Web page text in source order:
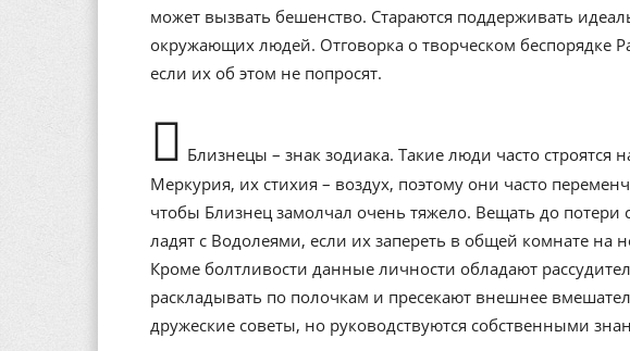
может вызвать бешенство. Стараются поддерживать
окружающих людей. Отговорка о творческом беспорядке
если их об этом не попросят.
Близнецы – знак зодиака. Такие люди часто строятся
Меркурия, их стихия – воздух, поэтому они часто
чтобы Близнец замолчал очень тяжело. Вещать до
ладят с Водолеями, если их запереть в общей комнате на
Кроме болтливости данные личности обладают
раскладывать по полочкам и пресекают внешнее
дружеские советы, но руководствуются собственными